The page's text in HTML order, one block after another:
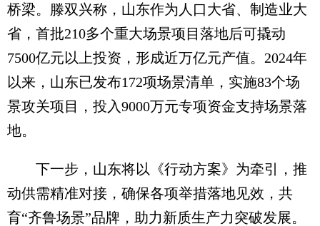
桥梁。滕双兴称，山东作为人口大省、制造业大
省，首批210多个重大场景项目落地后可撬动
7500亿元以上投资，形成近万亿元产值。2024年
以来，山东已发布172项场景清单，实施83个场
景攻关项目，投入9000万元专项资金支持场景落
地。
下一步，山东将以《行动方案》为牵引，推
动供需精准对接，确保各项举措落地见效，共
育“齐鲁场景”品牌，助力新质生产力突破发展。